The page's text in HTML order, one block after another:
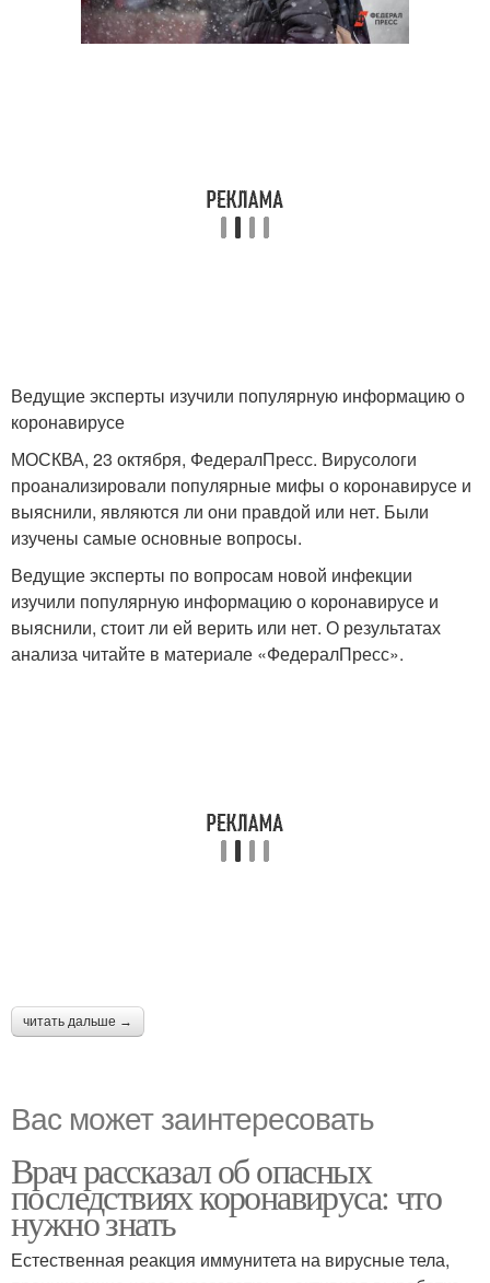
Ведущие эксперты изучили популярную информацию о
коронавирусе
МОСКВА, 23 октября, ФедералПресс. Вирусологи
проанализировали популярные мифы о коронавирусе и
выяснили, являются ли они правдой или нет. Были
изучены самые основные вопросы.
Ведущие эксперты по вопросам новой инфекции
изучили популярную информацию о коронавирусе и
выяснили, стоит ли ей верить или нет. О результатах
анализа читайте в материале «ФедералПресс».
читать дальше →
Вас может заинтересовать
Врач рассказал об опасных
последствиях коронавируса: что
нужно знать
Естественная реакция иммунитета на вирусные тела,